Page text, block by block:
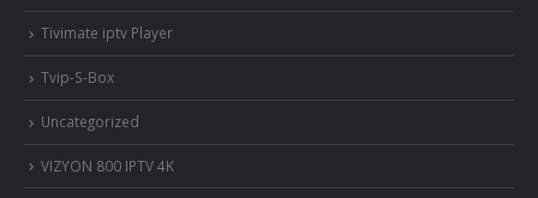
Tivimate iptv Player
Tvip-S-Box
Uncategorized
VIZYON 800 IPTV 4K